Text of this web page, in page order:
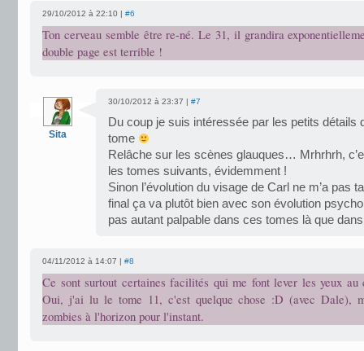
29/10/2012 à 22:10 | #6
Ton cerveau semble être re-né. Le 31, il grandira
double page est terrible !
Sita
30/10/2012 à 23:37 | #7
Du coup je suis intéressée par les petits détails
tome
Relâche sur les scènes glauques… Mrhrhrh,
les tomes suivants, évidemment !
Sinon l’évolution du visage de Carl ne m’a pas
final ça va plutôt bien avec son évolution
pas autant palpable dans ces tomes là que
04/11/2012 à 14:07 | #8
Ce sont surtout certaines facilités qui me font lever les yeux
Oui, j'ai lu le tome 11, c'est quelque chose :D (avec Dale),
zombies à l'horizon pour l'instant.